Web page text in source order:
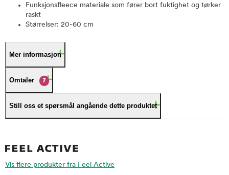
Funksjonsfleece materiale som fører bort fuktighet og tørker
raskt
Størrelser: 20-60 cm
Mer informasjon
Omtaler 7
Still oss et spørsmål angående dette produktet
Vis flere produkter fra Feel Active